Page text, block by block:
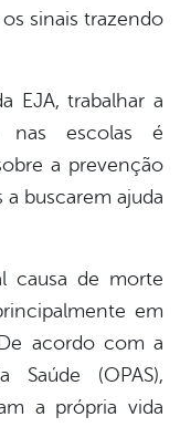
sinais trazendo
EJA, trabalhar a
nas escolas é
a prevenção
buscarem ajuda
causa de morte
em
acordo com a
Saúde (OPAS),
a própria vida